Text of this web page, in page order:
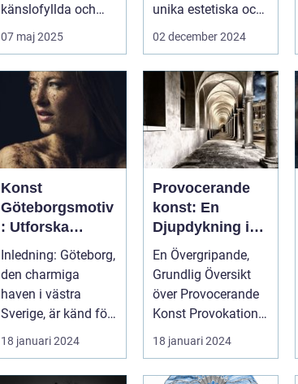
känslofyllda och
detalje...
07 maj 2025
unika estetiska och
funktionella e...
02 december 2024
Konst
Göteborgsmotiv
: Utforska
Göteborgs
konstscen
genom motiv
och målningar
Inledning: Göteborg,
den charmiga
haven i västra
Sverige, är känd för
sin rika konstscen
och inspire...
18 januari 2024
Provocerande
konst: En
Djupdykning i
Kontrovers och
Skapande
En Övergripande,
Grundlig Översikt
över Provocerande
Konst Provokation
är en central del av
konsten...
18 januari 2024